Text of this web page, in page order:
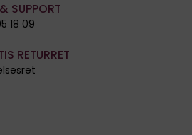
SUPPORT
18 09
RETURRET